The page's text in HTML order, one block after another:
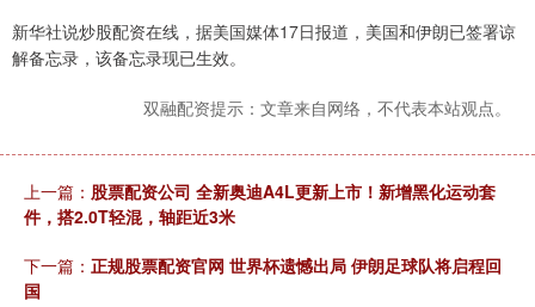
新华社说炒股配资在线，据美国媒体17日报道，美国和伊朗已签署谅
解备忘录，该备忘录现已生效。
双融配资提示：文章来自网络，不代表本站观点。
上一篇： 股票配资公司 全新奥迪A4L更新上市！新增黑化运动套
件，搭2.0T轻混，轴距近3米
下一篇： 正规股票配资官网 世界杯遗憾出局 伊朗足球队将启程回
国